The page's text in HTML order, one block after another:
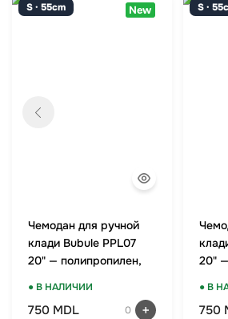
S · 55cm New
Чемодан для ручной
клади Bubule PPL07
20" — полипропилен,
● В НАЛИЧИИ
750 MDL 0
S ·
20"
● В
750